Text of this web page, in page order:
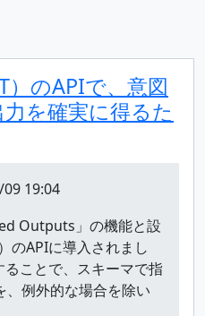
のAPIで、意図
力を確実に得るた
19:04
Outputs」の機能と設
のAPIに導入されまし
ことで、スキーマで指
、例外的な場合を除い